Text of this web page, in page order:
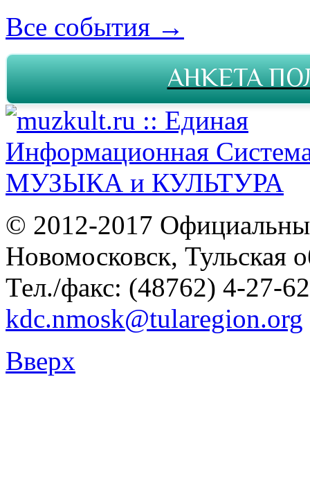
Все события →
АНКЕТА
© 2012-2017
Новомосковск, Тульская
Тел./факс: (48762) 4-27-
kdc.nmosk@tularegion.org
Вверх